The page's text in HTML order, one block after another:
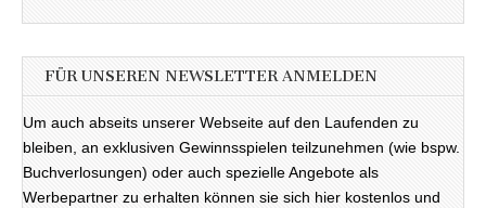
FÜR UNSEREN NEWSLETTER ANMELDEN
Um auch abseits unserer Webseite auf den Laufenden zu
bleiben, an exklusiven Gewinnsspielen teilzunehmen (wie bspw.
Buchverlosungen) oder auch spezielle Angebote als
Werbepartner zu erhalten können sie sich hier kostenlos und